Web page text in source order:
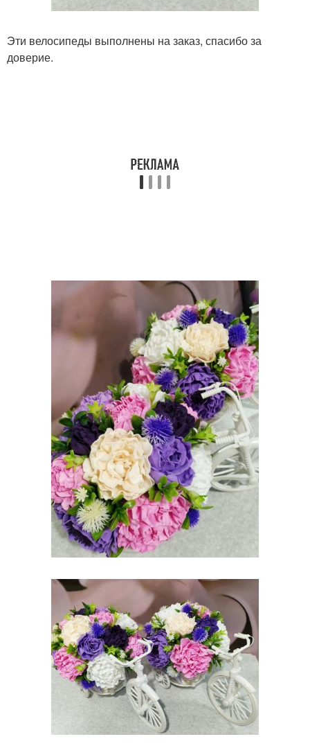
Эти велосипеды выполнены на заказ, спасибо за
доверие.